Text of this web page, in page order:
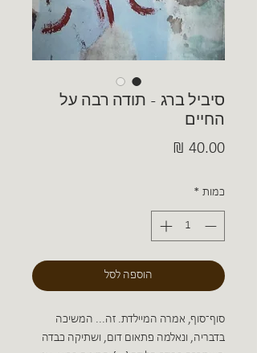
סיביל ברג - תודה רבה על
החיים
כמות *
הוספה לסל
סוף־סוף, אמרה המיילדת. זה... המשיכה
בדבריה, ונאלמה פתאום דום, ושתיקה כבדה